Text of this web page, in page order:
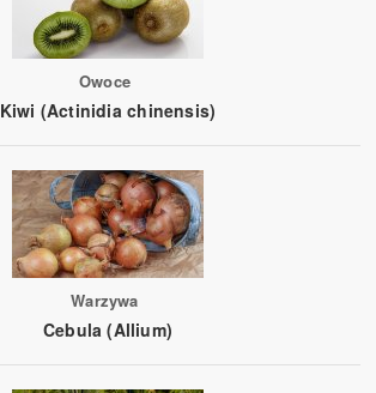
Owoce
Kiwi (Actinidia chinensis)
Warzywa
Cebula (Allium)